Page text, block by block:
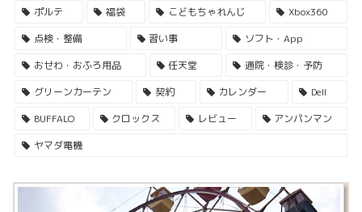
ポルテ
福袋 こどもちゃれんじ
Xbox360
点検・整備
習い事
ソフト・App
おせわ・おふろ用品
任天堂
通院・検診・予防
グリーンカーテン
契約 カレンダー
Dell
BUFFALO
クロックス レビュー
アンパンマン
ヤマダ電機